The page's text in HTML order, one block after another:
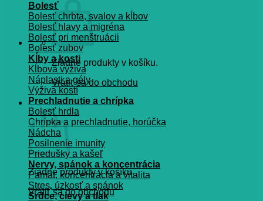
Žiadne produkty v košíku.
Vrátiť sa do obchodu
Košík
Žiadne produkty v košíku.
Vrátiť sa do obchodu
Bolesť
Bolesť chrbta, svalov a kĺbov
Bolesť hlavy a migréna
Bolesť pri menštruácii
Bolesť zubov
Kĺby a kosti
Kĺbová výživa
Náplasti a gély
Výživa kostí
Prechladnutie a chrípka
Bolesť hrdla
Chrípka a prechladnutie, horúčka
Nádcha
Posilnenie imunity
Priedušky a kašeľ
Nervy, spánok a koncentrácia
Pamät, koncentrácia a vitalita
Stres, úzkosť a spánok
Srdce, cievy a tlak